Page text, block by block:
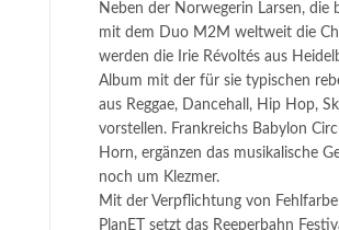
Neben der Norwegerin Larsen, die
mit dem Duo M2M weltweit die
werden die Irie Révoltés aus
Album mit der für sie typischen
aus Reggae, Dancehall, Hip Hop,
vorstellen. Frankreichs Babylon
Horn, ergänzen das musikalische
noch um Klezmer.
Mit der Verpflichtung von
PlanET setzt das Reeperbahn